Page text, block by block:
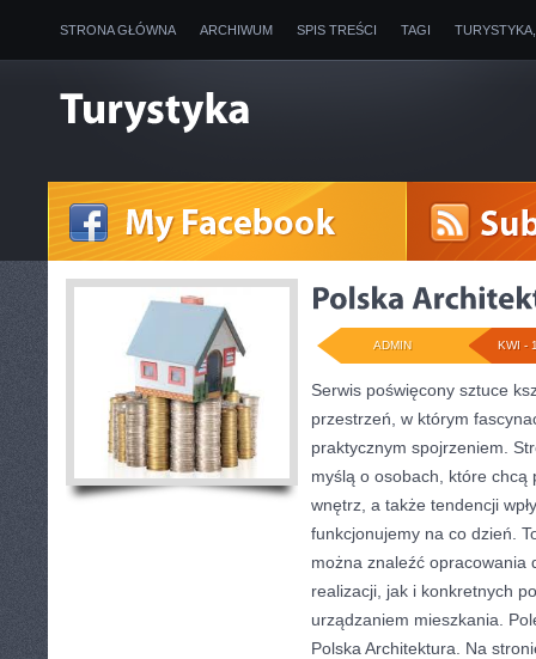
STRONA GŁÓWNA ARCHIWUM SPIS TREŚCI TAGI
KWI -
ADMIN
Serwis poświęcony sztuce
przestrzeń, w którym
praktycznym spojrzeniem.
myślą o osobach, które chcą
wnętrz, a także tendencji
funkcjonujemy na co dzień.
można znaleźć opracowania
realizacji, jak i konkretnych
urządzaniem mieszkania.
Polska Architektura. Na